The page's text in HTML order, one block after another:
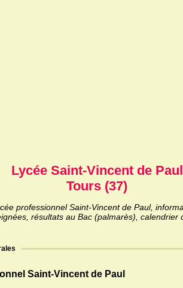
Lycée Saint-Vincent de Paul
Tours (37)
professionnel Saint-Vincent de Paul,
résultats au Bac (palmarès), calendrier
Saint-Vincent de Paul